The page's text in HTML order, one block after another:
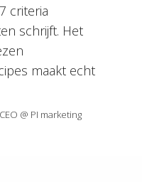
criteria
schrijft. Het
maakt echt
CEO @ PI marketing